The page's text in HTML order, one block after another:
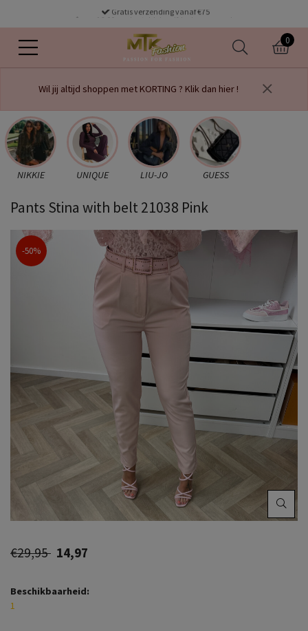
voor 16.00 uur besteld dezelfde dag verzonden
Gratis verzending vanaf €75
0
Wil jij altijd shoppen met KORTING ? Klik dan hier !
NIKKIE UNIQUE LIU-JO GUESS
Pants Stina with belt 21038 Pink
-50%
€29,95 14,97
Beschikbaarheid:
1